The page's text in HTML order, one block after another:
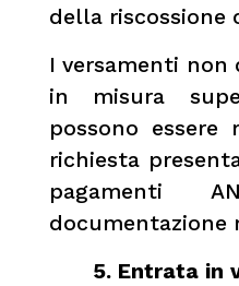
della riscossione
I versamenti
in misura
possono essere
richiesta
pagamenti
documentazione
5. Entrata in